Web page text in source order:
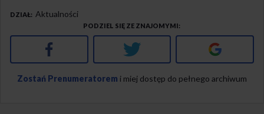
DZIAŁ Aktualności
PODZIEL SIĘ ZE ZNAJOMYMI
Facebook Twitter Google+
Zostań Prenumeratorem i miej dostęp do pełnego archiwum